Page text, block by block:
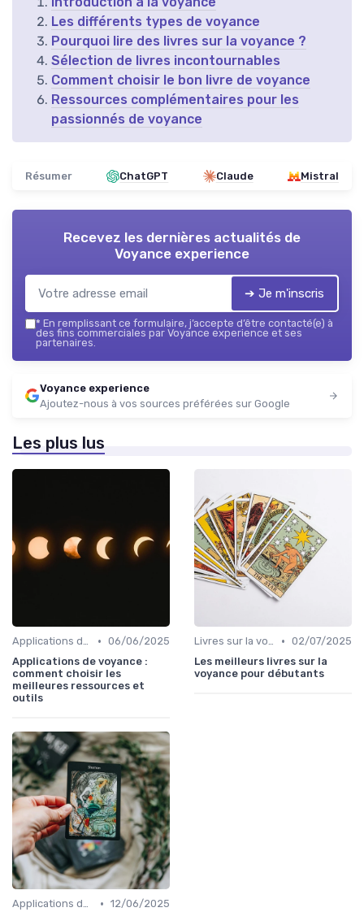
Les différents types de voyance
Pourquoi lire des livres sur la voyance ?
Sélection de livres incontournables
Comment choisir le bon livre de voyance
Ressources complémentaires pour les
passionnés de voyance
Résumer ChatGPT Claude Mistral
Recevez les dernières actualités de
Voyance experience
➔ Je m'inscris
* En remplissant ce formulaire, j’accepte d’être contacté(e) à
des fins commerciales par Voyance experience et ses
partenaires.
Voyance experience
Ajoutez-nous à vos sources préférées sur Google
Les plus lus
Applications de voyance • 06/06/2025
Applications de voyance :
comment choisir les
meilleures ressources et
outils
Livres sur la voyance • 02/07/2025
Les meilleurs livres sur la
voyance pour débutants
Applications de voyance • 12/06/2025